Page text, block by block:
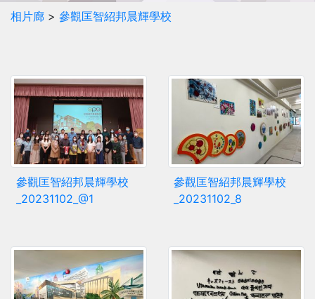
相片廊 > 參觀匡智紹邦晨輝學校
參觀匡智紹邦晨輝學校
_20231102_@1
參觀匡智紹邦晨輝學校
_20231102_8